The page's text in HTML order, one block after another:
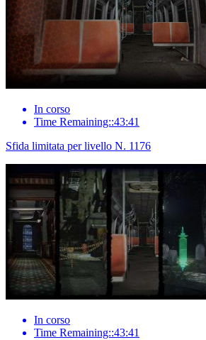
In corso
Time Remaining::43:41
Sfida limitata per livello N. 1176
In corso
Time Remaining::43:41